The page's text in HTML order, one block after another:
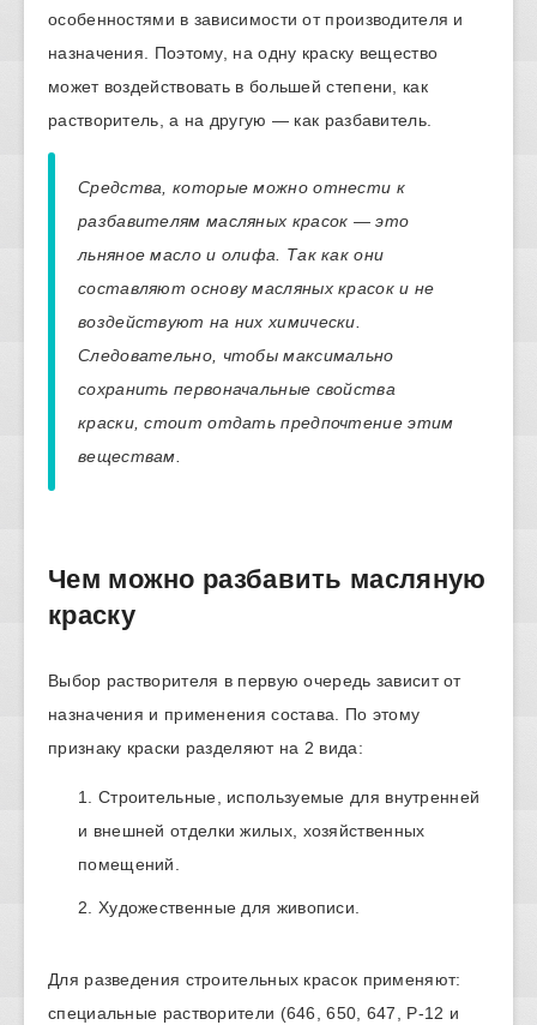
особенностями в зависимости от производителя и
назначения. Поэтому, на одну краску вещество
может воздействовать в большей степени, как
растворитель, а на другую — как разбавитель.
Средства, которые можно отнести к
разбавителям масляных красок — это
льняное масло и олифа. Так как они
составляют основу масляных красок и не
воздействуют на них химически.
Следовательно, чтобы максимально
сохранить первоначальные свойства
краски, стоит отдать предпочтение этим
веществам.
Чем можно разбавить масляную
краску
Выбор растворителя в первую очередь зависит от
назначения и применения состава. По этому
признаку краски разделяют на 2 вида:
Строительные, используемые для внутренней
и внешней отделки жилых, хозяйственных
помещений.
Художественные для живописи.
Для разведения строительных красок применяют:
специальные растворители (646, 650, 647, Р-12 и